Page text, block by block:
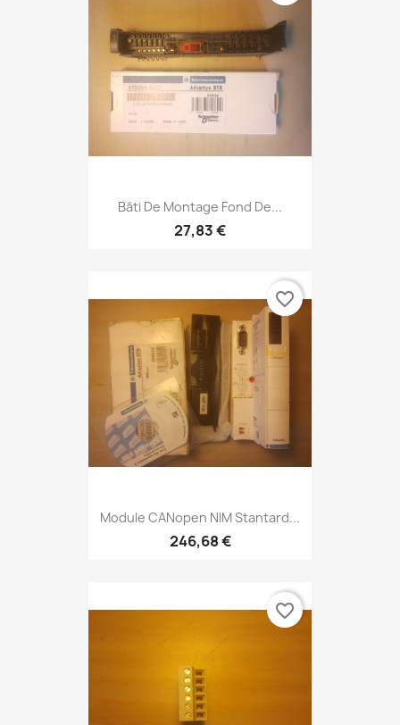
Bâti De Montage Fond De...
27,83 €
Module CANopen NIM Stantard...
246,68 €
favorite_border
favorite_border